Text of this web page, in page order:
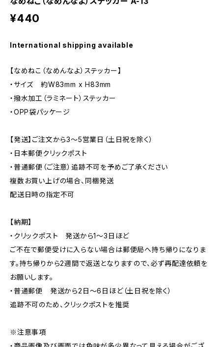
¥440
International shipping available
【なめねこ（なめんなよ）ステッカー】
・サイズ 約W83mm x H83mm
・撥水加工（ラミネート）ステッカー
・OPP袋パッケージ
【発送】ご注文から3〜5営業日（土日祝を除く）
・日本郵便クリックポスト
・普通郵便（ご注意）追跡不可を予めご了承ください
複数お買い上げの場合、同梱発送
配送日時の指定不可
【納期】
・クリックポスト 発送から1〜3日ほど
ご不在で郵便受けに入らない場合は郵便局へ持ち帰りになりま
す。持ち帰りから2週間で返送となりますので、必ず再配達依頼を
お願いします。
・普通郵便 発送から2日〜6日ほど（土日祝を除く）
追跡不可のため、クリックポストを推奨
※注意事項